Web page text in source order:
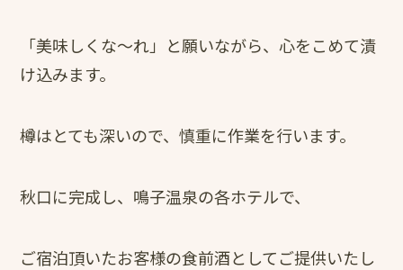
「美味しくな～れ」と願いながら、心をこめて漬
け込みます。
樽はとても深いので、慎重に作業を行います。
秋口に完成し、鳴子温泉の各ホテルで、
ご宿泊頂いたお客様の食前酒としてご提供いたし